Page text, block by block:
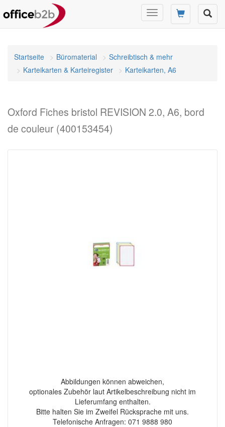
Navigation
umschalten
Startseite Büromaterial
Schreibtisch & mehr
Karteikarten & Karteiregister
Karteikarten, A6
Oxford Fiches bristol REVISION 2.0, A6, bord
de couleur (400153454)
Abbildungen können abweichen,
optionales Zubehör laut Artikelbeschreibung nicht im
Lieferumfang enthalten.
Bitte halten Sie im Zweifel Rücksprache mit uns.
Telefonische Anfragen: 071 9888 980